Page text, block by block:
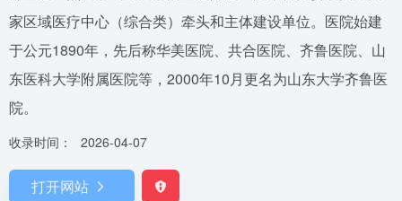
家区域医疗中心（综合类）牵头和主体建设单位。医院始建
于公元1890年，先后称华美医院、共合医院、齐鲁医院、山
东医科大学附属医院等，2000年10月更名为山东大学齐鲁医
院。
收录时间： 2026-04-07
打开网站